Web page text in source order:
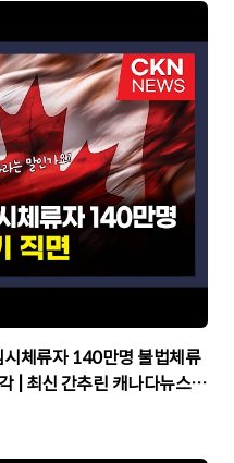
체류자 140만명 불법체류
| 최신 간추린 캐나다뉴스 |